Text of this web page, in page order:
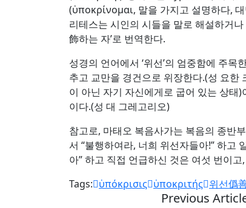
(ὑποκρίνομαι, 말을 가지고 설명하다,
리테스는 시인의 시들을 말로 해설하거
飾하는 자’로 번역한다.
성경의 언어에서 ‘위선’의 엄중함에 주
추고 교만을 경건으로 위장한다.(성 요
이 아닌 자기 자신에게로 굽어 있는 상
이다.(성 대 그레고리오)
참고로, 마태오 복음사가는 복음의 종반
서 “불행하여라, 너희 위선자들아!” 하고
아” 하고 직접 언급하신 것은 여섯 번이
Tags: ὑπόκρισις ὑποκριτής 위선僞
Previous